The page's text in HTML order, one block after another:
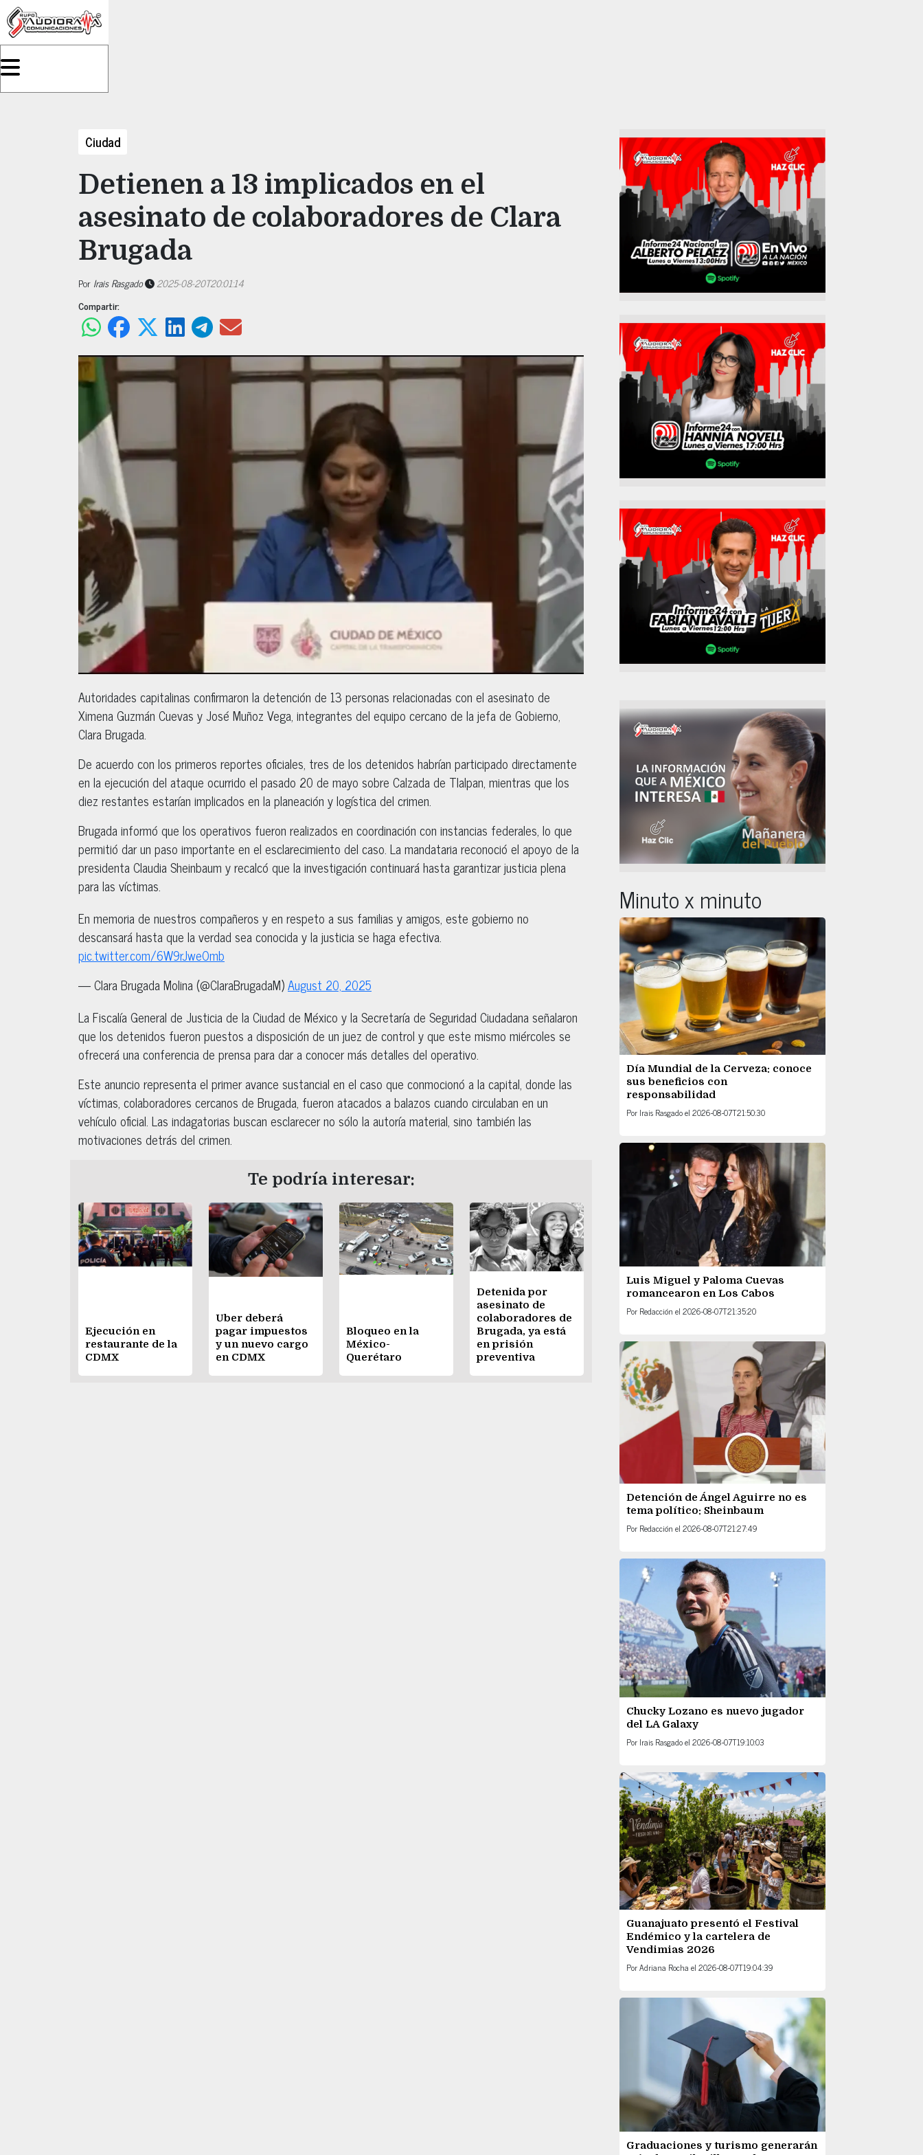
Ciudad
Detienen a 13 implicados en el
asesinato de colaboradores de Clara
Brugada
Por Irais Rasgado
2025-08-20T20:01:14
Compartir:
Autoridades capitalinas confirmaron la detención de 13 personas relacionadas con el asesinato de
Ximena Guzmán Cuevas y José Muñoz Vega, integrantes del equipo cercano de la jefa de Gobierno,
Clara Brugada.
De acuerdo con los primeros reportes oficiales, tres de los detenidos habrían participado directamente
en la ejecución del ataque ocurrido el pasado 20 de mayo sobre Calzada de Tlalpan, mientras que los
diez restantes estarían implicados en la planeación y logística del crimen.
Brugada informó que los operativos fueron realizados en coordinación con instancias federales, lo que
permitió dar un paso importante en el esclarecimiento del caso. La mandataria reconoció el apoyo de la
presidenta Claudia Sheinbaum y recalcó que la investigación continuará hasta garantizar justicia plena
para las víctimas.
En memoria de nuestros compañeros y en respeto a sus familias y amigos, este gobierno no
descansará hasta que la verdad sea conocida y la justicia se haga efectiva.
pic.twitter.com/6W9rJweOmb
— Clara Brugada Molina (@ClaraBrugadaM)August 20, 2025
La Fiscalía General de Justicia de la Ciudad de México y la Secretaría de Seguridad Ciudadana señalaron
que los detenidos fueron puestos a disposición de un juez de control y que este mismo miércoles se
ofrecerá una conferencia de prensa para dar a conocer más detalles del operativo.
Este anuncio representa el primer avance sustancial en el caso que conmocionó a la capital, donde las
víctimas, colaboradores cercanos de Brugada, fueron atacados a balazos cuando circulaban en un
vehículo oficial. Las indagatorias buscan esclarecer no sólo la autoría material, sino también las
motivaciones detrás del crimen.
Te podría interesar:
Ejecución en
restaurante de la
CDMX
Uber deberá
pagar impuestos
y un nuevo cargo
en CDMX
Bloqueo en la
México-
Querétaro
Detenida por
asesinato de
colaboradores de
Brugada, ya está
en prisión
preventiva
Minuto x minuto
Día Mundial de la Cerveza: conoce
sus beneficios con
responsabilidad
Por Irais Rasgadoel 2026-08-07T21:50:30
Luis Miguel y Paloma Cuevas
romancearon en Los Cabos
Por Redacción el 2026-08-07T21:35:20
Detención de Ángel Aguirre no es
tema político: Sheinbaum
Por Redacción el 2026-08-07T21:27:49
Chucky Lozano es nuevo jugador
del LA Galaxy
Por Irais Rasgadoel 2026-08-07T19:10:03
Guanajuato presentó el Festival
Endémico y la cartelera de
Vendimias 2026
PorAdriana Rocha el 2026-08-07T19:04:39
Graduaciones y turismo generarán